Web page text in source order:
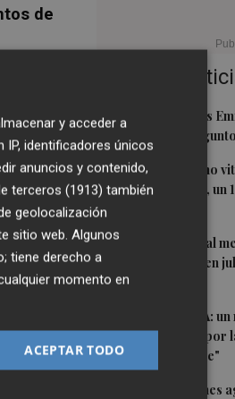
Últimas
1La Zona de Bajas
aplicarse en
2El ingreso mínimo
hogares en julio, un
3La subida salarial
escala al 3,02% en
debajo del IPC
El futuro de la IA:
Valencia aboga por
sea "responsable"
Las exportaciones
de
sus
y acceder a
identificadores únicos
anuncios y contenido,
terceros (1913) también
geolocalización
sitio web. Algunos
tiene derecho a
momento en
ACEPTAR TODO